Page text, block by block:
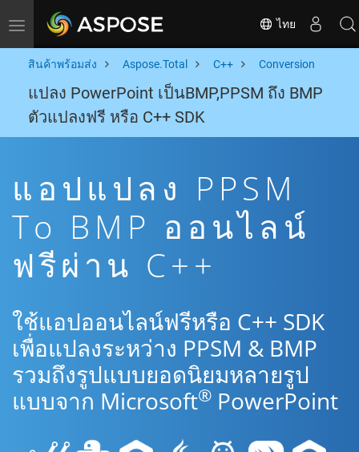
Toggle navigation ไทย
สินค้าพร้อมส่ง Aspose.Total C++ Conversion
แปลง PowerPoint เป็นBMP,PPSM ถึง BMP
ตัวแปลงฟรี หรือ C++ SDK
แอปแปลง PPSM
To BMP ออนไลน์
ฟรีผ่าน C++
ใช้แอปออนไลน์ฟรีหรือ C++ SDK
เพื่อแปลงระหว่าง PPSM & BMP
รวมถึงรูปแบบยอดนิยมหลายรูป
แบบจาก Microsoft® PowerPoint